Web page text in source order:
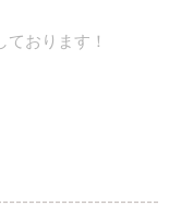
おります！